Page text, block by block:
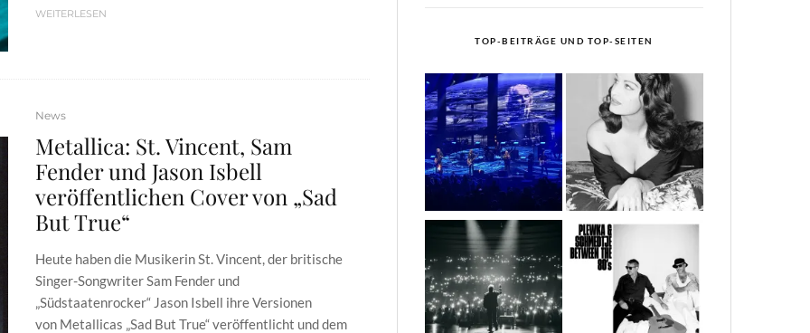
WEITERLESEN
News
Metallica: St. Vincent, Sam
Fender und Jason Isbell
veröffentlichen Cover von „Sad
But True“
Heute haben die Musikerin St. Vincent, der britische
Singer-Songwriter Sam Fender und
„Südstaatenrocker“ Jason Isbell ihre Versionen
von Metallicas „Sad But True“ veröffentlicht und dem
TOP-BEITRÄGE UND TOP-SEITEN